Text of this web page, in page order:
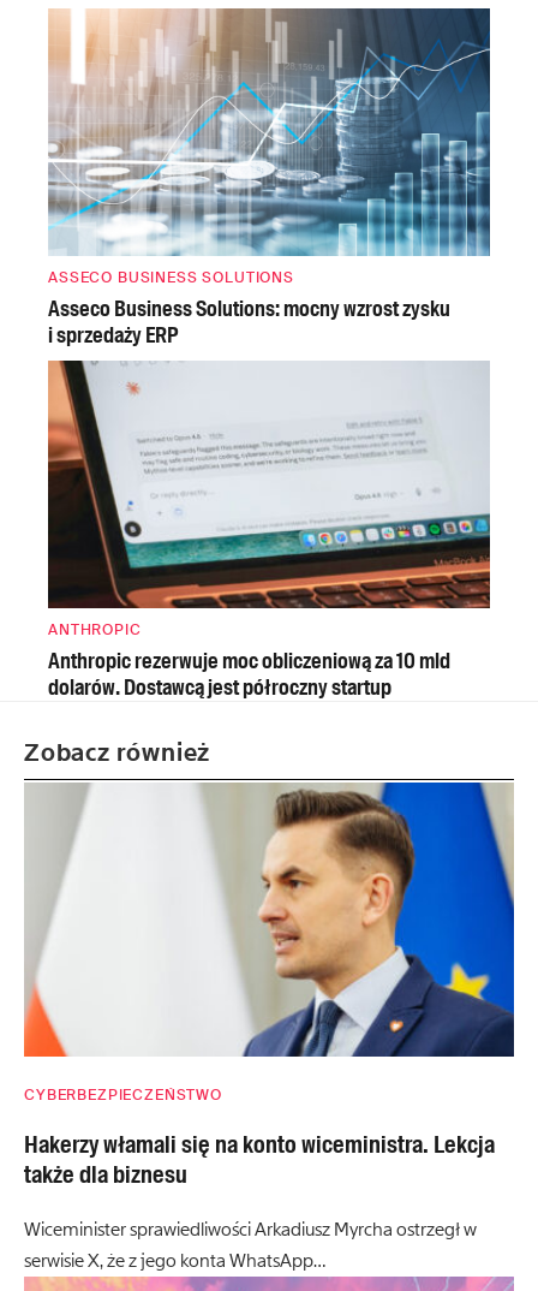
ASSECO BUSINESS SOLUTIONS
Asseco Business Solutions: mocny wzrost zysku
i sprzedaży ERP
ANTHROPIC
Anthropic rezerwuje moc obliczeniową za 10 mld
dolarów. Dostawcą jest półroczny startup
Zobacz również
CYBERBEZPIECZEŃSTWO
Hakerzy włamali się na konto wiceministra. Lekcja
także dla biznesu
Wiceminister sprawiedliwości Arkadiusz Myrcha ostrzegł w
serwisie X, że z jego konta WhatsApp…